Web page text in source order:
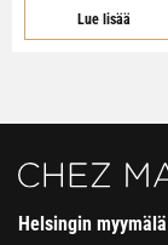
Lue lisää
Helsingin myymälä